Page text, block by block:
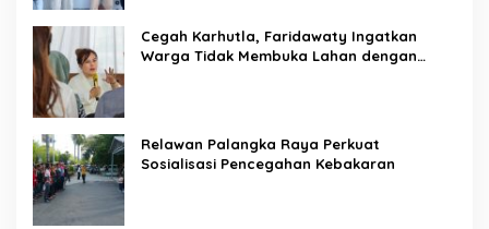
Cegah Karhutla, Faridawaty Ingatkan
Warga Tidak Membuka Lahan dengan
Relawan Palangka Raya Perkuat
Sosialisasi Pencegahan Kebakaran